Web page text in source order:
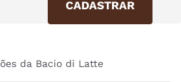
da Bacio di Latte